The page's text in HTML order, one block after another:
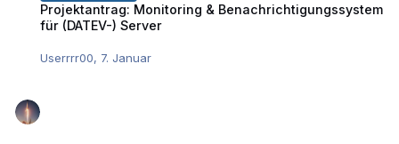
Projektantrag: Monitoring & Benachrichtigungssystem
für (DATEV-) Server
Userrrr00, 7. Januar